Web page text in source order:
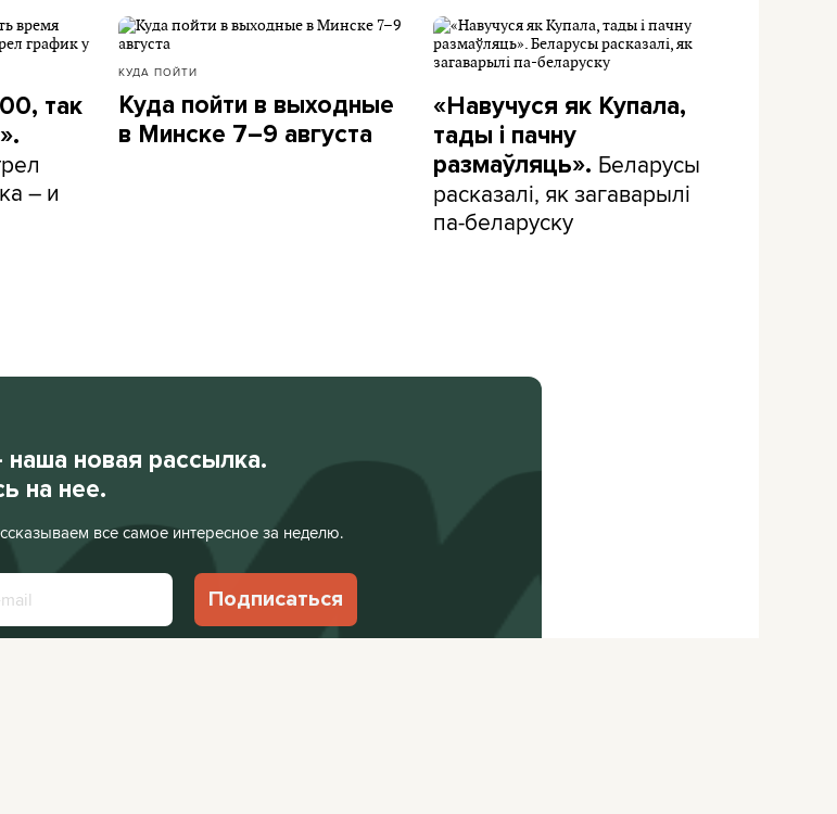
так
– и
КУДА ПОЙТИ
Куда пойти в выходные
в Минске 7–9 августа
«Навучуся як Купала,
тады і пачну
размаўляць». Беларусы
расказалі, як загаварылі
па-беларуску
наша новая рассылка.
на нее.
все самое интересное за неделю.
Подписаться